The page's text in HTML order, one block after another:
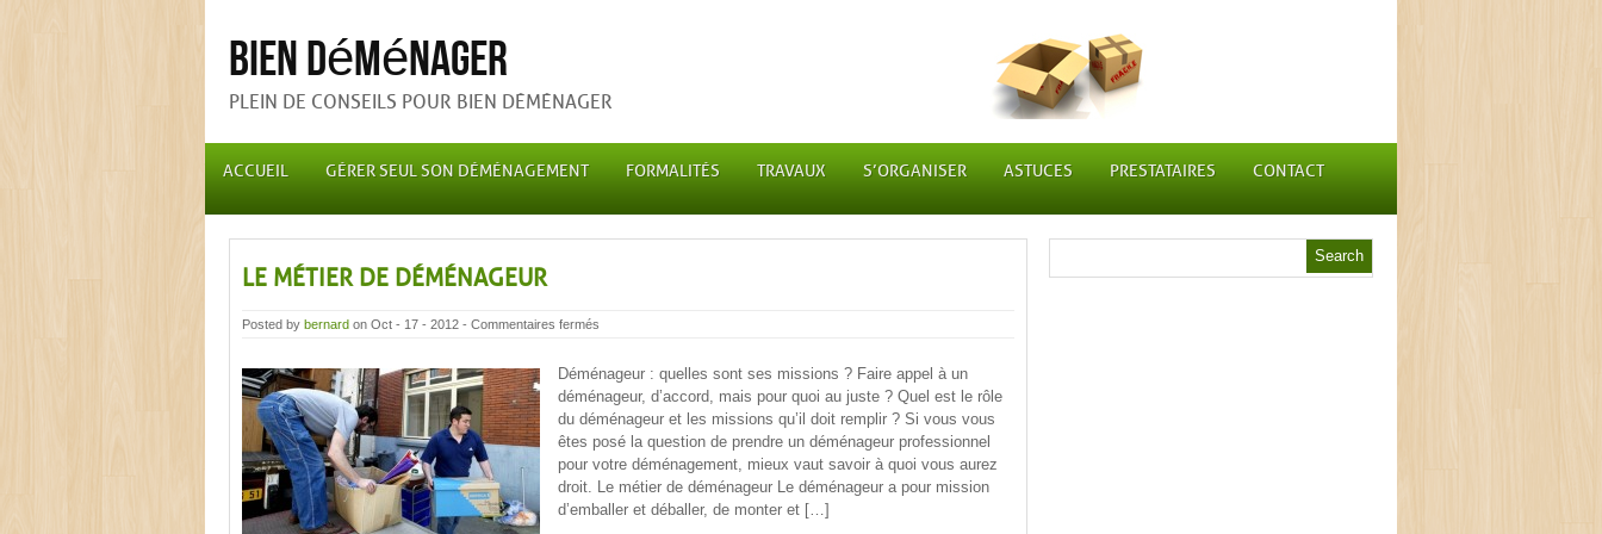
Bien déménager
PLEIN DE CONSEILS POUR BIEN DÉMÉNAGER
ACCUEIL GÉRER SEUL SON DÉMÉNAGEMENT FORMALITÉS TRAVAUX S’ORGANISER ASTUCES PRESTATAIRES CONTACT
LE MÉTIER DE DÉMÉNAGEUR
Posted by bernard on Oct - 17 - 2012 - Commentaires fermés
déménageur
Déménageur : quelles sont ses missions ? Faire appel à un
déménageur, d’accord, mais pour quoi au juste ? Quel est le rôle
du déménageur et les missions qu’il doit remplir ? Si vous vous
êtes posé la question de prendre un déménageur professionnel
pour votre déménagement, mieux vaut savoir à quoi vous aurez
droit. Le métier de déménageur Le déménageur a pour mission
d’emballer et déballer, de monter et […]